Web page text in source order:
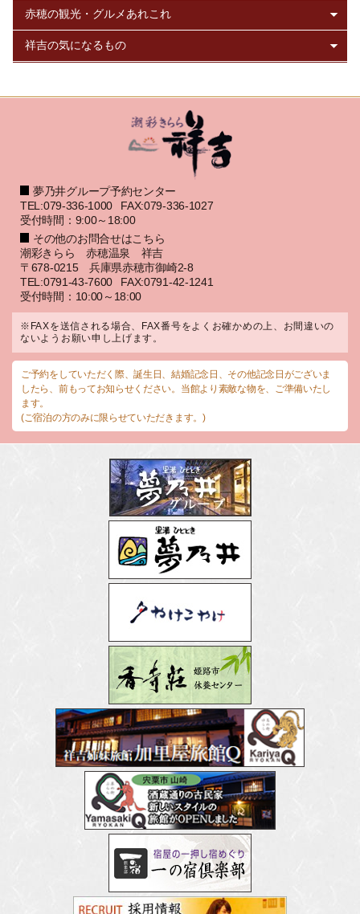
夢乃井グループ予約センター
TEL:079-336-1000
FAX:079-336-1027
受付時間：9:00～18:00
その他のお問合せはこちら
潮彩きらら 赤穂温泉 祥吉
〒678-0215 兵庫県赤穂市御崎2-8
TEL:0791-43-7600
FAX:0791-42-1241
受付時間：10:00～18:00
※FAXを送信される場合、FAX番号をよくお確かめの上、お間違いの
ないようお願い申し上げます。
ご予約をしていただく際、誕生日、結婚記念日、その他記念日がございま
したら、前もってお知らせください。当館より素敵な物を、ご準備いたし
ます。
(ご宿泊の方のみに限らせていただきます。)